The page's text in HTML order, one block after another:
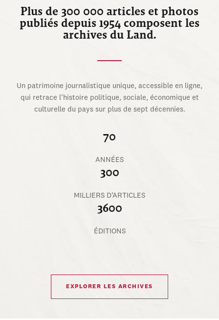
Plus de 300 000 articles et photos
publiés depuis 1954 composent les
archives du Land.
Un patrimoine journalistique unique, accessible en ligne,
qui retrace l’histoire politique, sociale, économique et
culturelle du pays sur plus de sept décennies.
70
ANNÉES
300
MILLIERS D’ARTICLES
3600
ÉDITIONS
EXPLORER LES ARCHIVES